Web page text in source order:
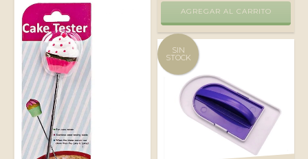
AGREGAR AL CARRITO
SIN
STOCK